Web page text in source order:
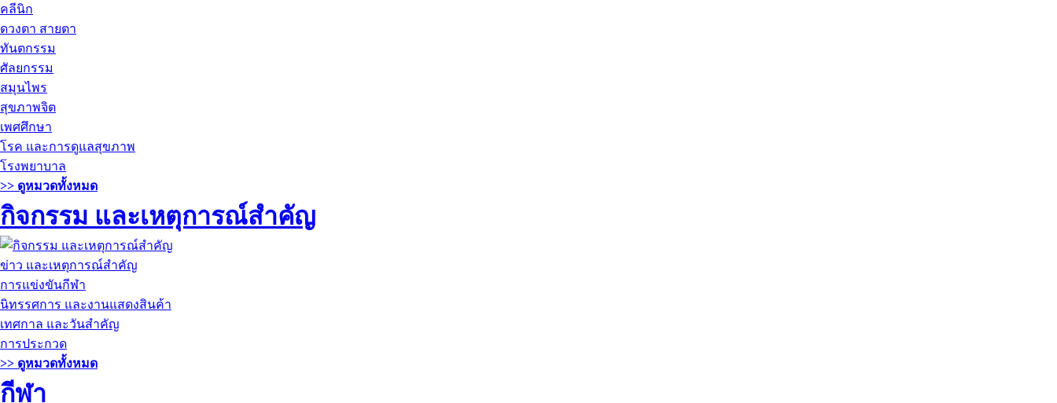
คลีนิก
ดวงตา สายตา
ทันตกรรม
ศัลยกรรม
สมุนไพร
สุขภาพจิต
เพศศึกษา
โรค และการดูแลสุขภาพ
โรงพยาบาล
>> ดูหมวดทั้งหมด
กิจกรรม และเหตุการณ์สำคัญ
ข่าว และเหตุการณ์สำคัญ
การแข่งขันกีฬา
นิทรรศการ และงานแสดงสินค้า
เทศกาล และวันสำคัญ
การประกวด
>> ดูหมวดทั้งหมด
กีฬา